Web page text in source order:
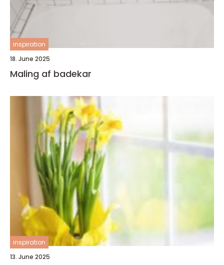
inspiration
18. June 2025
Maling af badekar
inspiration
13. June 2025